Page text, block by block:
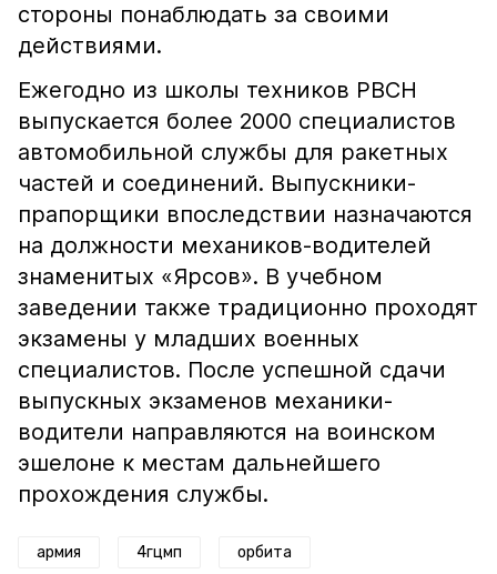
стороны понаблюдать за своими
действиями.
Ежегодно из школы техников РВСН
выпускается более 2000 специалистов
автомобильной службы для ракетных
частей и соединений. Выпускники-
прапорщики впоследствии назначаются
на должности механиков-водителей
знаменитых «Ярсов». В учебном
заведении также традиционно проходят
экзамены у младших военных
специалистов. После успешной сдачи
выпускных экзаменов механики-
водители направляются на воинском
эшелоне к местам дальнейшего
прохождения службы.
армия 4гцмп орбита